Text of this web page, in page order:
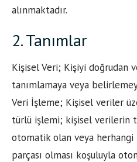
alınmaktadır.
2. Tanımlar
Kişisel Veri; Kişiyi doğrudan
tanımlamaya veya
Veri İşleme; Kişisel veriler
türlü işlemi; kişisel verilerin
otomatik olan veya
parçası olması koşuluyla